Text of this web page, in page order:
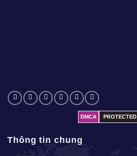
DMCA PROTECTED
Thông tin chung